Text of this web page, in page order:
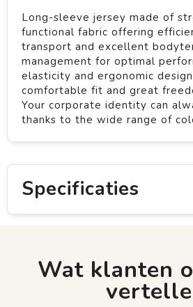
Long-sleeve jersey made of
functional fabric offering
transport and excellent
management for optimal
elasticity and ergonomic
comfortable fit and great
Your corporate identity can
thanks to the wide range of
Specificaties
Wat klanten